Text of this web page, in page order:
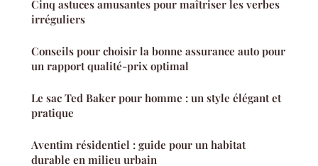
Cinq astuces amusantes pour maîtriser les verbes
irréguliers
Conseils pour choisir la bonne assurance auto pour
un rapport qualité-prix optimal
Le sac Ted Baker pour homme : un style élégant et
pratique
Aventim résidentiel : guide pour un habitat
durable en milieu urbain